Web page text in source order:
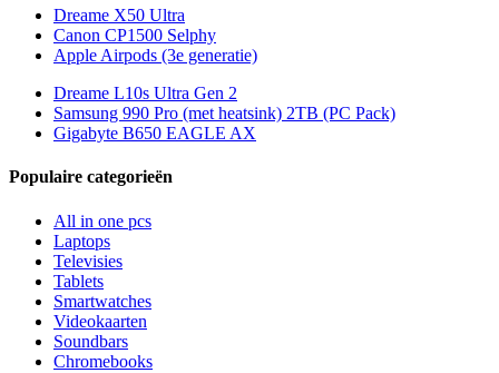
Dreame X50 Ultra
Canon CP1500 Selphy
Apple Airpods (3e generatie)
Dreame L10s Ultra Gen 2
Samsung 990 Pro (met heatsink) 2TB (PC Pack)
Gigabyte B650 EAGLE AX
Populaire categorieën
All in one pcs
Laptops
Televisies
Tablets
Smartwatches
Videokaarten
Soundbars
Chromebooks